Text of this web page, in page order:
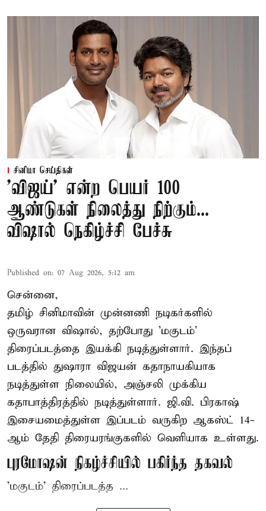
சினிமா செய்திகள்
'விஜய்' என்ற பெயர் 100
ஆண்டுகள் நிலைத்து நிற்கும்...
விஷால் நெகிழ்ச்சி பேச்சு
Published on: 07 Aug 2026, 5:12 am
சென்னை,
தமிழ் சினிமாவின் முன்னணி நடிகர்களில்
ஒருவரான விஷால், தற்போது 'மகுடம்'
திரைப்படத்தை இயக்கி நடித்துள்ளார். இந்தப்
படத்தில் துஷாரா விஜயன் கதாநாயகியாக
நடித்துள்ள நிலையில், அஞ்சலி முக்கிய
கதாபாத்திரத்தில் நடித்துள்ளார். ஜி.வி. பிரகாஷ்
இசையமைத்துள்ள இப்படம் வருகிற ஆகஸ்ட் 14-
ஆம் தேதி திரையரங்குகளில் வெளியாக உள்ளது.
புரமோஷன் நிகழ்ச்சியில் பகிர்ந்த தகவல்
'மகுடம்' திரைப்படத்த ...